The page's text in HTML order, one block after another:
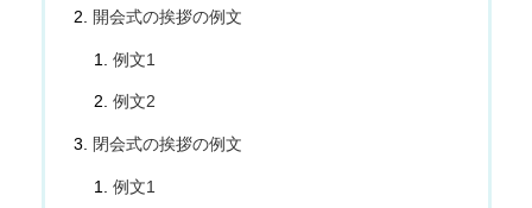
開会式の挨拶の例文
例文1
例文2
閉会式の挨拶の例文
例文1